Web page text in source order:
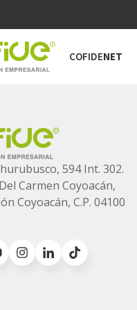
COFIDENET
594 Int. 302.
Del Carmen Coyoacán,
Coyoacán, C.P. 04100